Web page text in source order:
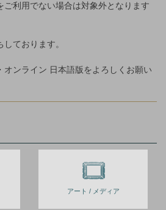
ご利用でない場合は対象外となります
ております。
オンライン 日本語版をよろしくお願い
アート / メディア